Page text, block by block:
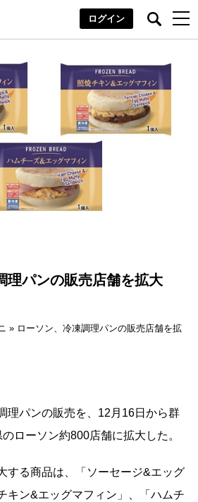
ログイン
理パンの販売店舗を拡大
» ローソン、冷凍調理パンの販売店舗を拡
理パンの販売を、12月16日から群
ローソン約800店舗に拡大した。
する商品は、「ソーセージ&エッグ
キン&エッグマフィン」、「ハムチ